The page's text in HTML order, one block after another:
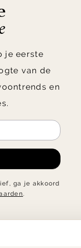
je eerste
van de
en
ga je akkoord
.